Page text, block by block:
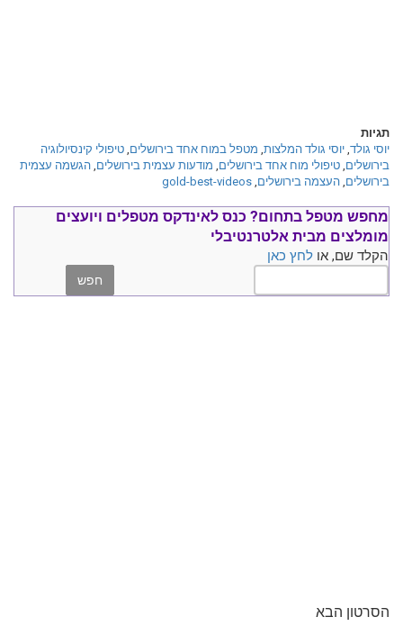
תגיות
יוסי גולד, יוסי גולד המלצות, מטפל במוח אחד בירושלים, טיפולי קינסיולוגיה
בירושלים, טיפולי מוח אחד בירושלים, מודעות עצמית בירושלים, הגשמה עצמית
בירושלים, העצמה בירושלים,
gold-best-videos
מחפש מטפל בתחום? כנס לאינדקס מטפלים ויועצים
מומלצים מבית אלטרנטיבלי
הקלד שם, או לחץ כאן
הסרטון הבא